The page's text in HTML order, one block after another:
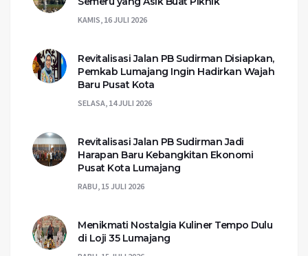
KAMIS, 16 JULI 2026
Revitalisasi Jalan PB Sudirman Disiapkan,
Pemkab Lumajang Ingin Hadirkan Wajah
Baru Pusat Kota
SELASA, 14 JULI 2026
Revitalisasi Jalan PB Sudirman Jadi
Harapan Baru Kebangkitan Ekonomi
Pusat Kota Lumajang
RABU, 15 JULI 2026
Menikmati Nostalgia Kuliner Tempo Dulu
di Loji 35 Lumajang